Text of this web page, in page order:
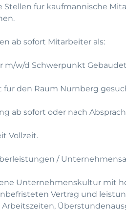
Stellen fur kaufmannische
ab sofort Mitarbeiter als:
m/w/d Schwerpunkt
fur den Raum Nurnberg
ab sofort oder nach
Vollzeit.
/
Unternehmenskultur mit
Vertrag und
Arbeitszeiten,